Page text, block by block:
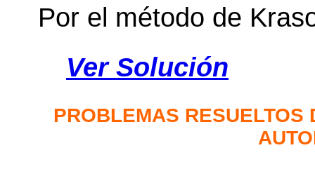
Por el método de
Ver Solución
PROBLEMAS RESUELTOS